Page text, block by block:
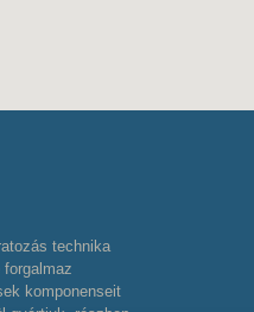
technika
komponenseit